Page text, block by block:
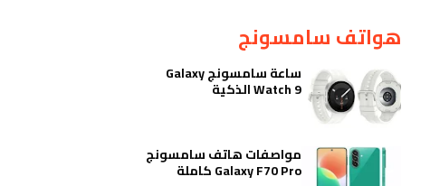
هواتف سامسونج
ساعة سامسونج Galaxy
Watch 9 الذكية
مواصفات هاتف سامسونج
Galaxy F70 Pro كاملة